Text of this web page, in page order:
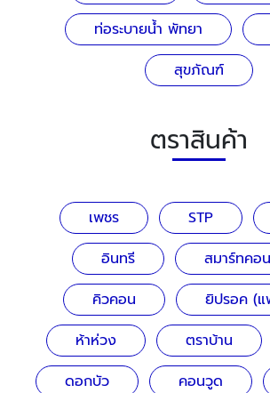
ท่อระบายน้ำ พัทยา
สุขภัณฑ์
ตราสินค้า
เพชร STP
อินทรี
สมาร์ทคอ
คิวคอน
ยิปรอค (
ห้าห่วง
ตราบ้าน
ดอกบัว
คอนวูด